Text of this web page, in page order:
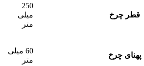
قطر چرخ
250
میلی
متر
پهنای چرخ
60 میلی
متر